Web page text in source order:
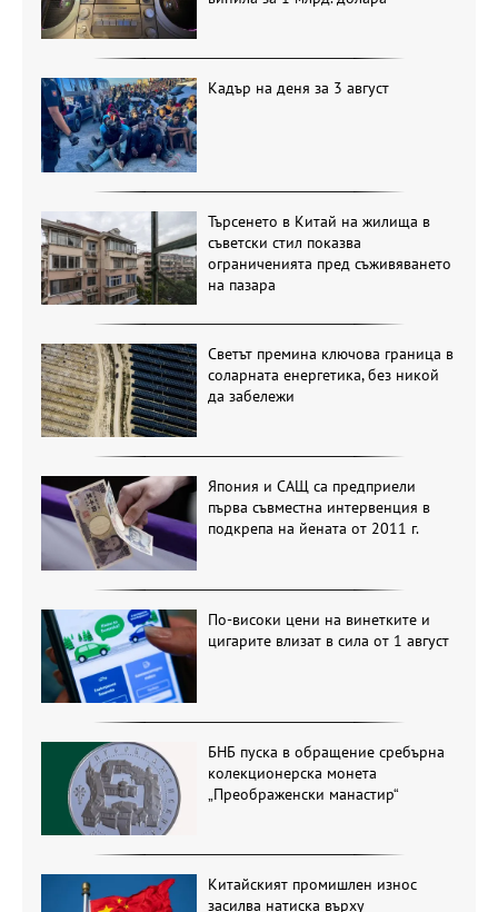
Кадър на деня за 3 август
Търсенето в Китай на жилища в
съветски стил показва
ограниченията пред съживяването
на пазара
Светът премина ключова граница в
соларната енергетика, без никой
да забележи
Япония и САЩ са предприели
първа съвместна интервенция в
подкрепа на йената от 2011 г.
По-високи цени на винетките и
цигарите влизат в сила от 1 август
БНБ пуска в обращение сребърна
колекционерска монета
„Преображенски манастир“
Китайският промишлен износ
засилва натиска върху